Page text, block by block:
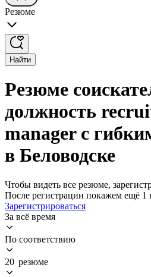
Резюме
Найти
Резюме
должность
manager с
в Беловодске
Чтобы видеть все резюме,
После регистрации покажем ещё 1
Зарегистрироваться
За всё время
По соответствию
20 резюме